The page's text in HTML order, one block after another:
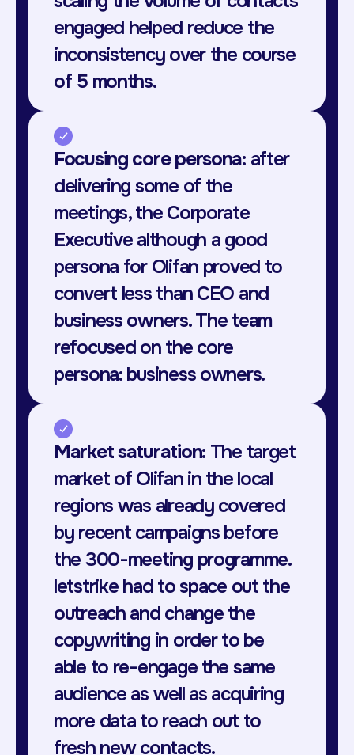
engaged helped reduce the
inconsistency over the course
of 5 months.
Focusing core persona: after
delivering some of the
meetings, the Corporate
Executive although a good
persona for Olifan proved to
convert less than CEO and
business owners. The team
refocused on the core
persona: business owners.
Market saturation:The target
market of Olifan in the local
regions was already covered
by recent campaigns before
the 300-meeting programme.
letstrike had to space out the
outreach and change the
copywriting in order to be
able to re-engage the same
audience as well as acquiring
more data to reach out to
fresh new contacts.